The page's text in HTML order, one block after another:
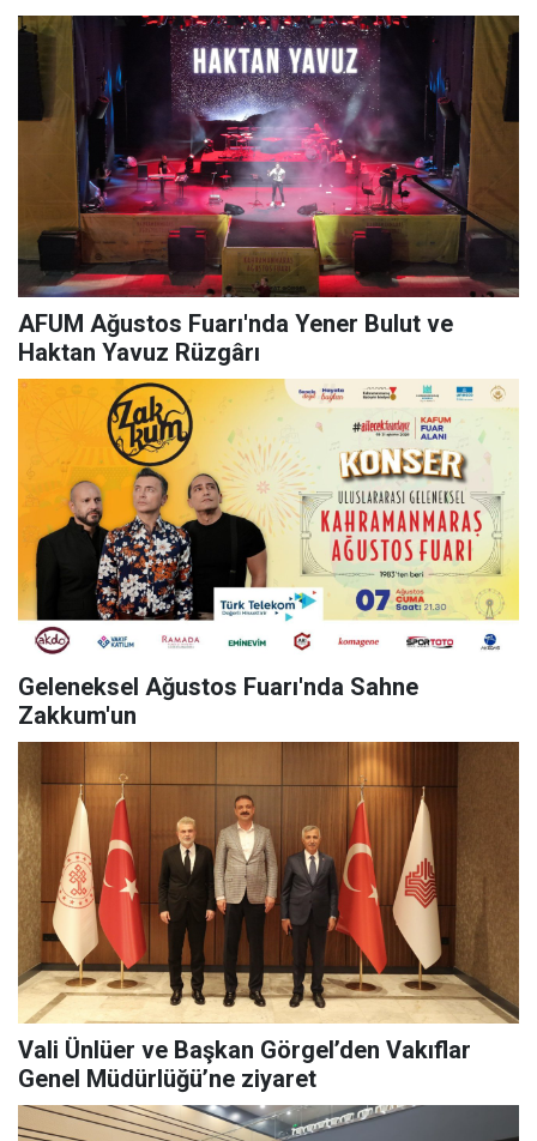
AFUM Ağustos Fuarı'nda Yener Bulut ve
Haktan Yavuz Rüzgârı
Geleneksel Ağustos Fuarı'nda Sahne
Zakkum'un
Vali Ünlüer ve Başkan Görgel’den Vakıflar
Genel Müdürlüğü’ne ziyaret